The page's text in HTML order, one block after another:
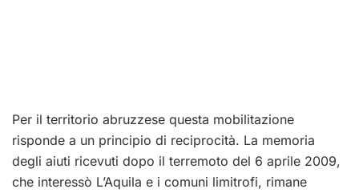
Per il territorio abruzzese questa mobilitazione
risponde a un principio di reciprocità. La memoria
degli aiuti ricevuti dopo il terremoto del 6 aprile 2009,
che interessò L’Aquila e i comuni limitrofi, rimane